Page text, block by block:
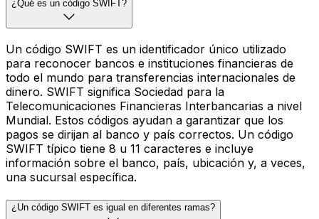
¿Qué es un código SWIFT?
Un código SWIFT es un identificador único utilizado
para reconocer bancos e instituciones financieras de
todo el mundo para transferencias internacionales de
dinero. SWIFT significa Sociedad para la
Telecomunicaciones Financieras Interbancarias a nivel
Mundial. Estos códigos ayudan a garantizar que los
pagos se dirijan al banco y país correctos. Un código
SWIFT típico tiene 8 u 11 caracteres e incluye
información sobre el banco, país, ubicación y, a veces,
una sucursal específica.
¿Un código SWIFT es igual en diferentes ramas?